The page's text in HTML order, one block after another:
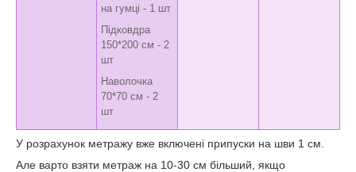
на гумці - 1 шт
Підковдра
150*200 см - 2
шт
Наволочка
70*70 см - 2
шт
У розрахунок метражу вже включені припуски на шви 1 см.
Але варто взяти метраж на 10-30 см більший, якщо